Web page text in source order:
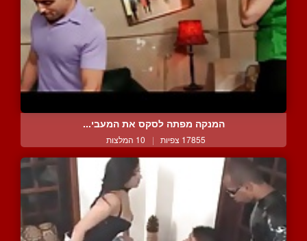
המנקה מפתה לסקס את המעבי...
17855 צפיות | 10 המלצות